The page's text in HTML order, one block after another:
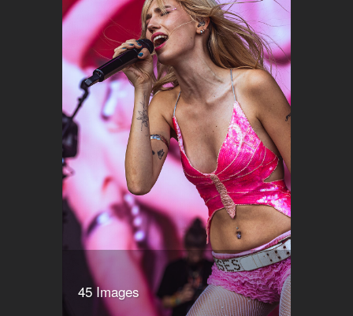
45 Images